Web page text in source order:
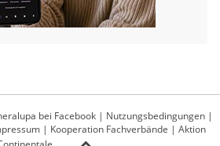
bei Facebook | Nutzungsbedingungen |
| Kooperation Fachverbände | Aktion